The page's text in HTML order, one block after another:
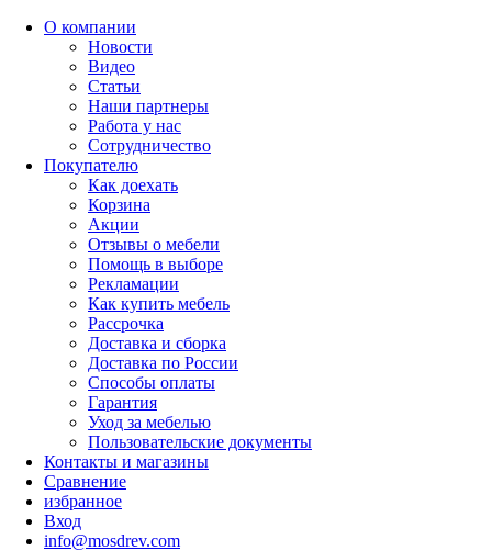
О компании
Новости
Видео
Статьи
Наши партнеры
Работа у нас
Сотрудничество
Покупателю
Как доехать
Корзина
Акции
Отзывы о мебели
Помощь в выборе
Рекламации
Как купить мебель
Рассрочка
Доставка и сборка
Доставка по России
Способы оплаты
Гарантия
Уход за мебелью
Пользовательские документы
Контакты и магазины
Сравнение
избранное
Вход
info@mosdrev.com